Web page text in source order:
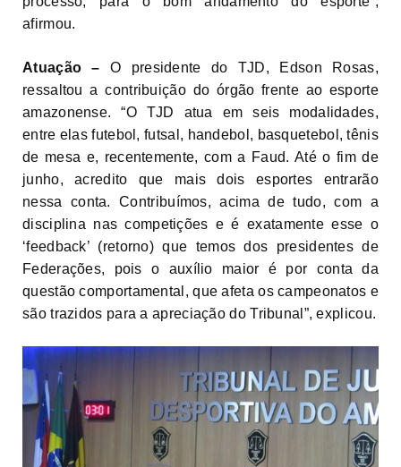
afirmou.
Atuação – O presidente do TJD, Edson Rosas,
ressaltou a contribuição do órgão frente ao esporte
amazonense. “O TJD atua em seis modalidades,
entre elas futebol, futsal, handebol, basquetebol, tênis
de mesa e, recentemente, com a Faud. Até o fim de
junho, acredito que mais dois esportes entrarão
nessa conta. Contribuímos, acima de tudo, com a
disciplina nas competições e é exatamente esse o
‘feedback’ (retorno) que temos dos presidentes de
Federações, pois o auxílio maior é por conta da
questão comportamental, que afeta os campeonatos e
são trazidos para a apreciação do Tribunal”, explicou.